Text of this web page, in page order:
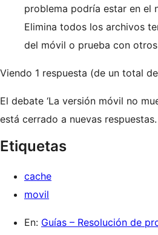
problema podría estar en el
Elimina todos los archivos
del móvil o prueba con
Viendo 1 respuesta (de un total de
El debate ‘La versión móvil no
está cerrado a nuevas respuestas.
Etiquetas
cache
movil
En: Guías – Resolución de